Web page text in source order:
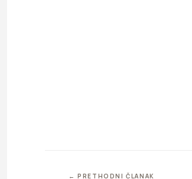
← PRETHODNI ČLANAK